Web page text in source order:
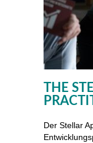
THE
Der Stellar